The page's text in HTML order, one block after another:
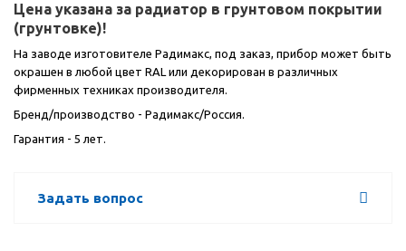
Цена указана за радиатор в грунтовом покрытии
(грунтовке)!
На заводе изготовителе Радимакс, под заказ, прибор может быть
окрашен в любой цвет RAL или декорирован в различных
фирменных техниках производителя.
Бренд/производство - Радимакс/Россия.
Гарантия - 5 лет.
Задать вопрос